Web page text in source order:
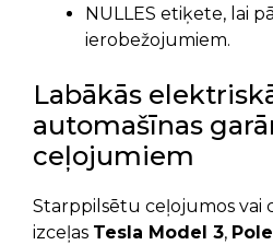
NULLES etiķete, lai
ierobežojumiem.
Labākās
automašīnas
ceļojumiem
Starppilsētu ceļojumos vai
izceļas Tesla Model 3,